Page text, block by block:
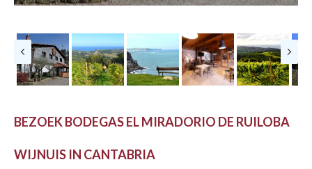
BEZOEK BODEGAS EL MIRADORIO DE RUILOBA
WIJNUIS IN CANTABRIA